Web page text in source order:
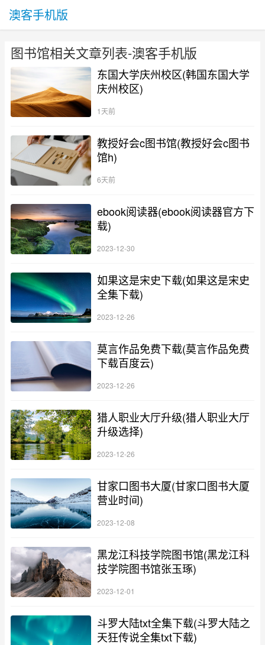
澳客手机版
图书馆相关文章列表-澳客手机版
东国大学庆州校区(韩国东国大学
庆州校区)
1天前
教授好会c图书馆(教授好会c图书
馆h)
6天前
ebook阅读器(ebook阅读器官方下
载)
2023-12-30
如果这是宋史下载(如果这是宋史
全集下载)
2023-12-26
莫言作品免费下载(莫言作品免费
下载百度云)
2023-12-26
猎人职业大厅升级(猎人职业大厅
升级选择)
2023-12-26
甘家口图书大厦(甘家口图书大厦
营业时间)
2023-12-08
黑龙江科技学院图书馆(黑龙江科
技学院图书馆张玉琢)
2023-12-01
斗罗大陆txt全集下载(斗罗大陆之
天狂传说全集txt下载)